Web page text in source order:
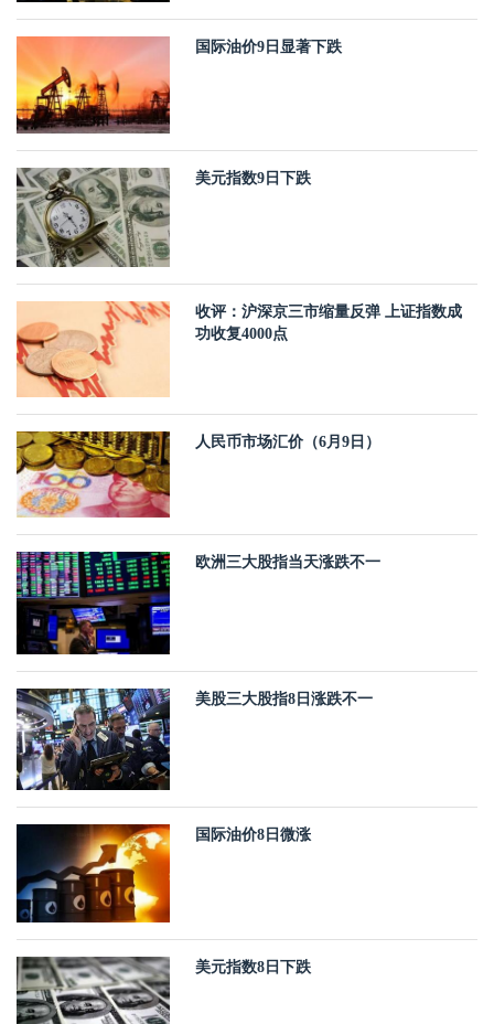
国际油价9日显著下跌
美元指数9日下跌
收评：沪深京三市缩量反弹 上证指数成
功收复4000点
人民币市场汇价（6月9日）
欧洲三大股指当天涨跌不一
美股三大股指8日涨跌不一
国际油价8日微涨
美元指数8日下跌